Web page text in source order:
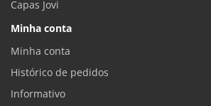
Capas Jovi
Minha conta
Minha conta
Histórico de pedidos
Informativo